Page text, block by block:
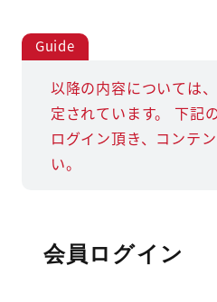
以降の内容については
定されています。
下記
ログイン頂き、コンテ
い。
会員ログイン